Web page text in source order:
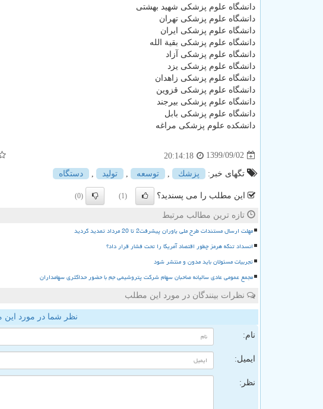
دانشگاه علوم پزشکی شهید بهشتی
دانشگاه علوم پزشکی تهران
دانشگاه علوم پزشکی ایران
دانشگاه علوم پزشکی بقیة الله
دانشگاه علوم پزشکی آزاد
دانشگاه علوم پزشکی یزد
دانشگاه علوم پزشکی زاهدان
دانشگاه علوم پزشکی قزوین
دانشگاه علوم پزشکی بیرجند
دانشگاه علوم پزشکی بابل
دانشکده علوم پزشکی مراغه
1399/09/02
20:14:18
تگهای خبر: پزشك توسعه تولید دستگاه
این مطلب را می پسندید؟ (1)
(0)
تازه ترین مطالب مرتبط
مهلت ارسال مستندات طرح ملی یاوران پیشرفت2 تا 20 مرداد تمدید گردید
انسداد تنگه هرمز چطور اقتصاد آمریکا را تحت فشار قرار داد؟
تجربیات مسئولان باید مدون و منتشر شود
مجمع عمومی عادی سالیانه صاحبان سهام شرکت پتروشیمی جم با حضور حداکثری سهامداران
نظرات بینندگان در مورد این مطلب
نظر شما در مورد
نام:
ایمیل:
نظر: